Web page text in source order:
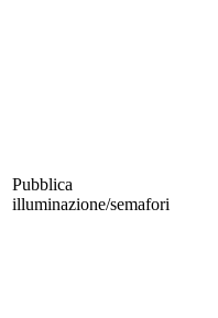
Pubblica
illuminazione/semafori